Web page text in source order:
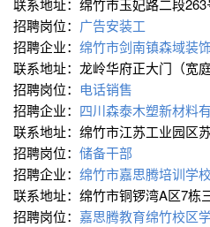
联系地址：绵竹市玉妃路二段263
招聘岗位： 广告安装工
招聘企业： 绵竹市剑南镇森域装
联系地址：龙岭华府正大门（宽庭
招聘岗位： 电话销售
招聘企业： 四川森泰木塑新材料
联系地址：绵竹市江苏工业园区
招聘岗位： 储备干部
招聘企业： 绵竹市嘉思腾培训学
联系地址：绵竹市铜锣湾A区7栋
招聘岗位： 嘉思腾教育绵竹校区